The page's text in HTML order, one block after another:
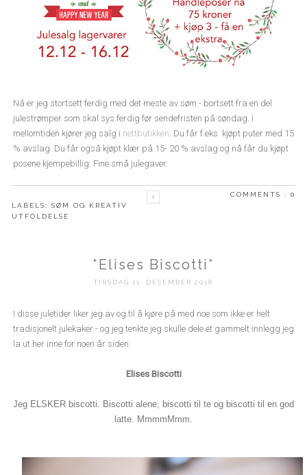
Nå er jeg stortsett ferdig med det meste av søm - bortsett fra en del
julestrømper som skal sys ferdig før sendefristen på søndag. I
mellomtiden kjører jeg salg i nettbutikken . Du får f.eks. kjøpt puter med 15
% avslag. Du får også kjøpt klær på 15- 20 % avslag og nå får du kjøpt
posene kjempebillig. Fine små julegaver.
COMMENTS : 0
LABELS: SØM OG KREATIV
UTFOLDELSE
*Elises Biscotti*
TIRSDAG 11. DESEMBER 2018
I disse juletider liker jeg av og til å kjøre på med noe som ikke er helt
tradisjonelt julekaker - og jeg tenkte jeg skulle dele et gammelt innlegg jeg
la ut her inne for noen år siden:
Elises Biscotti
Jeg ELSKER biscotti. Biscotti alene, biscotti til te og biscotti til en god
latte. MmmmMmm.